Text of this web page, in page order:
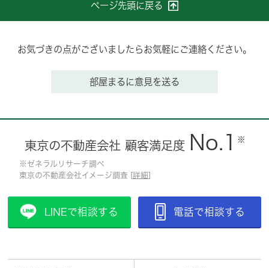
ページ先頭に戻る
お気づきの点がございましたらお気軽にご連絡ください。
部屋まるに意見を送る
東京の不動産会社 顧客満足度 No.1 ※
※ゼネラルリサーチ調べ
東京の不動産会社イメージ調査 [詳細]
LINEで相談する 電話で相談する